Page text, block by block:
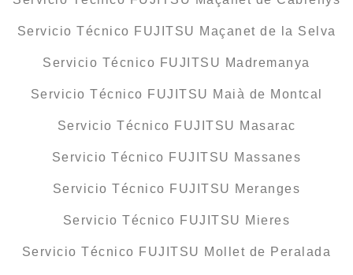
Servicio Técnico FUJITSU Maçanet de la Selva
Servicio Técnico FUJITSU Madremanya
Servicio Técnico FUJITSU Maià de Montcal
Servicio Técnico FUJITSU Masarac
Servicio Técnico FUJITSU Massanes
Servicio Técnico FUJITSU Meranges
Servicio Técnico FUJITSU Mieres
Servicio Técnico FUJITSU Mollet de Peralada